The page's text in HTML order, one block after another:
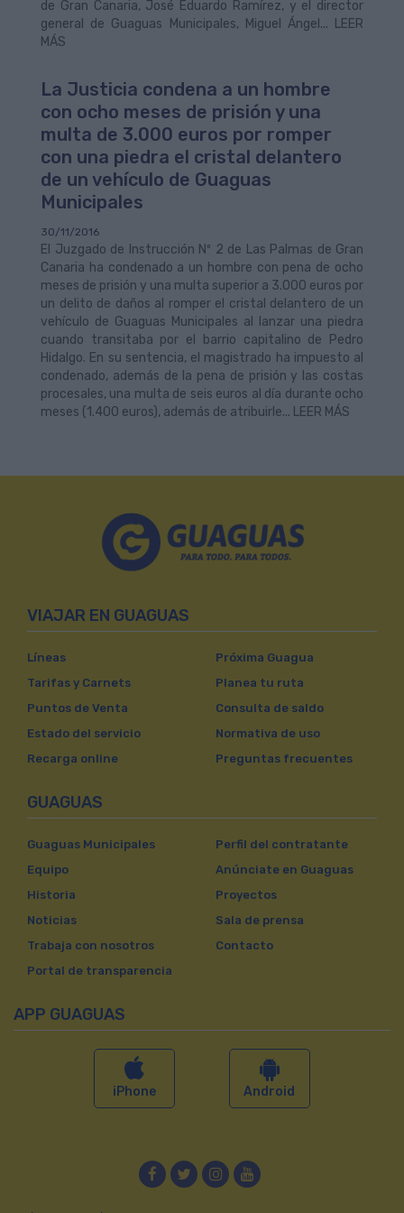
de Gran Canaria, José Eduardo Ramírez, y el director
general de Guaguas Municipales, Miguel Ángel... LEER
MÁS
La Justicia condena a un hombre
con ocho meses de prisión y una
multa de 3.000 euros por romper
con una piedra el cristal delantero
de un vehículo de Guaguas
Municipales
30/11/2016
El Juzgado de Instrucción Nº 2 de Las Palmas de Gran
Canaria ha condenado a un hombre con pena de ocho
meses de prisión y una multa superior a 3.000 euros por
un delito de daños al romper el cristal delantero de un
vehículo de Guaguas Municipales al lanzar una piedra
cuando transitaba por el barrio capitalino de Pedro
Hidalgo. En su sentencia, el magistrado ha impuesto al
condenado, además de la pena de prisión y las costas
procesales, una multa de seis euros al día durante ocho
meses (1.400 euros), además de atribuirle... LEER MÁS
VIAJAR EN GUAGUAS
Líneas
Tarifas y Carnets
Puntos de Venta
Estado del servicio
Recarga online
Próxima Guagua
Planea tu ruta
Consulta de saldo
Normativa de uso
Preguntas frecuentes
GUAGUAS
Guaguas Municipales
Equipo
Historia
Noticias
Trabaja con nosotros
Portal de transparencia
Perfil del contratante
Anúnciate en Guaguas
Proyectos
Sala de prensa
Contacto
APP GUAGUAS
iPhone Android
FacebookTwitterInstagram
YouTube